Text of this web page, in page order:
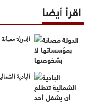
اقرأ أيضا
الدولة
البادية